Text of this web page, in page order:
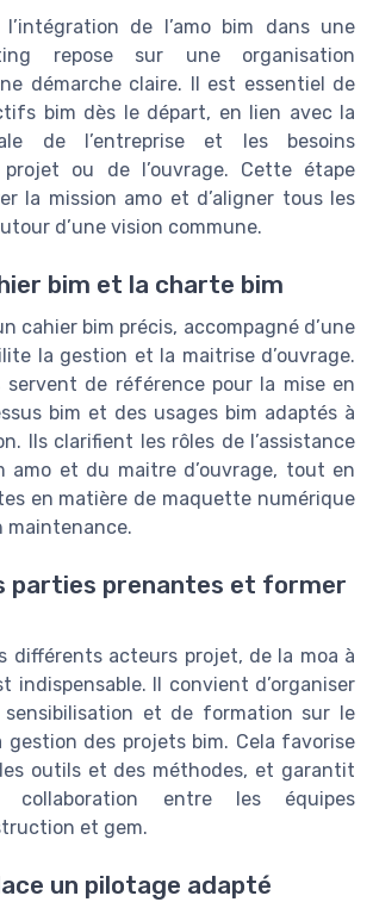
de l’amo bim dans une
repose sur une organisation
démarche claire. Il est essentiel de
bim dès le départ, en lien avec la
de l’entreprise et les besoins
ou de l’ouvrage. Cette étape
la mission amo et d’aligner tous les
d’une vision commune.
bim et la charte bim
cahier bim précis, accompagné d’une
la gestion et la maitrise d’ouvrage.
servent de référence pour la mise en
bim et des usages bim adaptés à
Ils clarifient les rôles de l’assistance
amo et du maitre d’ouvrage, tout en
en matière de maquette numérique
maintenance.
parties prenantes et former
différents acteurs projet, de la moa à
indispensable. Il convient d’organiser
et de formation sur le
gestion des projets bim. Cela favorise
outils et des méthodes, et garantit
collaboration entre les équipes
et gem.
un pilotage adapté